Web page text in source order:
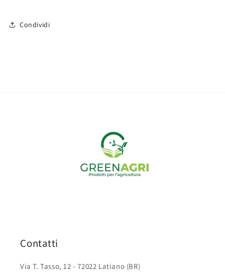
Condividi
Contatti
Via T. Tasso, 12 - 72022 Latiano (BR)